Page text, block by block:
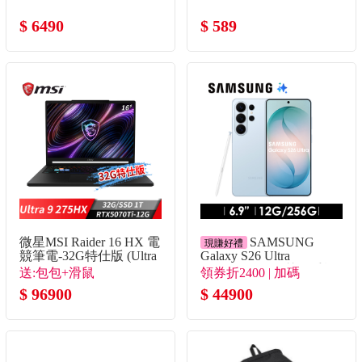
$ 6490 $ 589
微星MSI Raider 16 HX 電
競筆電-32G特仕版 (Ultra
9 275HX/32G/1T
SSD/RTX5070Ti/Win11)
送:包包+滑鼠
$ 96900
現賺好禮
SAMSUNG
Galaxy S26 Ultra
12G/256G AI智慧型手機
漫遊藍
領券折2400 | 加碼
Bud4Pro+殼貼組+熱敷眼
$ 44900